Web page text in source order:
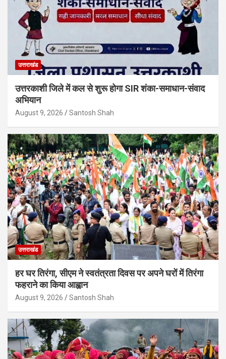
उत्तराखंड
उत्तरकाशी जिले में कल से शुरू होगा SIR शंका-समाधान-संवाद
अभियान
August 9, 2026 Santosh Shah
उत्तराखंड
हर घर तिरंगा, सीएम ने स्वतंत्रता दिवस पर अपने घरों में तिरंगा
फहराने का किया आह्वान
August 9, 2026 Santosh Shah